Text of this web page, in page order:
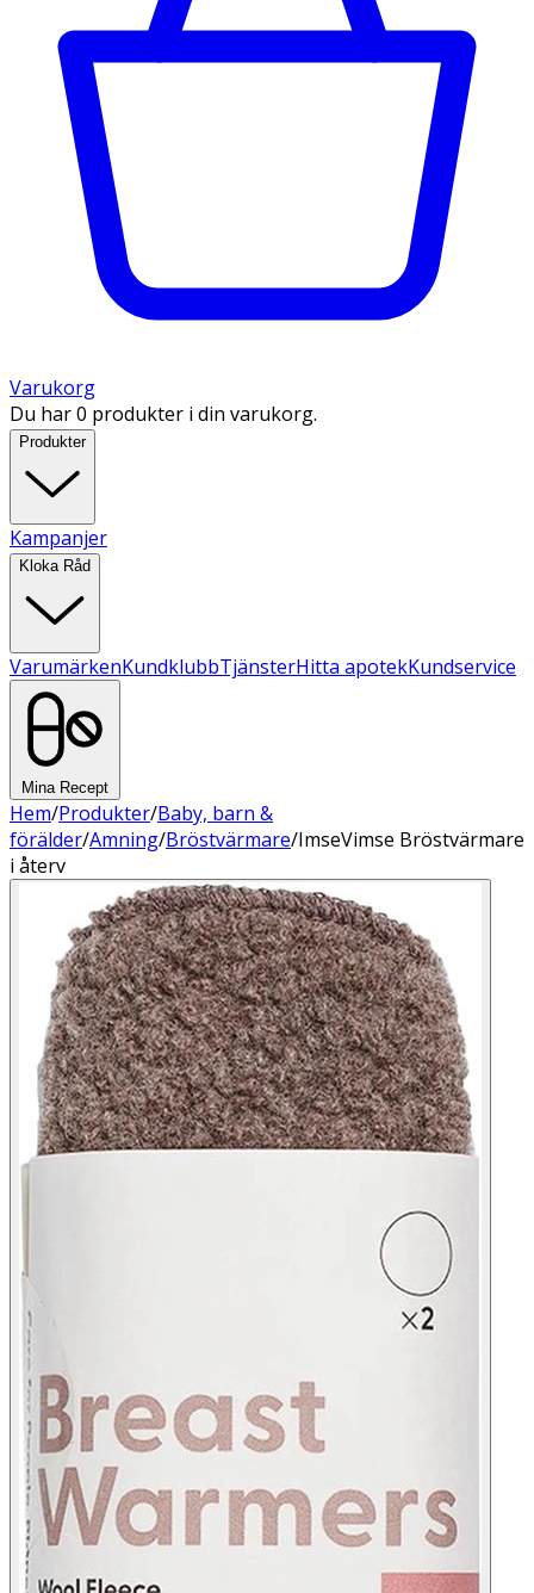
Varukorg
Du har 0 produkter i din varukorg.
Produkter
Kampanjer
Kloka Råd
VarumärkenKundklubbTjänsterHitta apotekKundservice
Mina Recept
Hem/Produkter/Baby, barn &
förälder/Amning/Bröstvärmare/ImseVimse Bröstvärmare
i återv